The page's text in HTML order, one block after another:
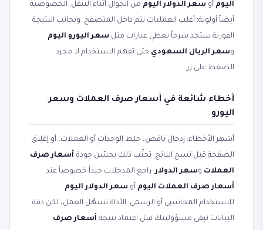
اليوم أو سعر الدولار اليوم من الجوال أثناء التنقل. الخصوصية
أيضاً أولوية؛ أغلب العمليات تتم داخل المتصفح. وبجانب النتيجة
الفورية ستجد شرحاً يغطي عبارات مثل سعر اليورو اليوم
وسعر الريال السعودي حتى تفهم الاستخدام لا مجرد
الضغط على زر.
أخطاء شائعة في أسعار صرف العملات وسعر
اليورو
أشهر الأخطاء: إدخال ناقص، خلط الوحدات أو العملات، أو إغلاق
الصفحة قبل نسخ الناتج. تجنّب ذلك يحسّن جودة أسعار صرف
العملات وسعر الدولار. راجع المدخلات جيداً خصوصاً عند
أسعار صرف العملات اليوم أو سعر الدولار اليوم
للاستخدام المحاسبي أو الرسمي. الأداة تسهّل العمل، لكن دقة
البيانات تبقى مسؤوليتك قبل اعتماد نتيجة أسعار صرف